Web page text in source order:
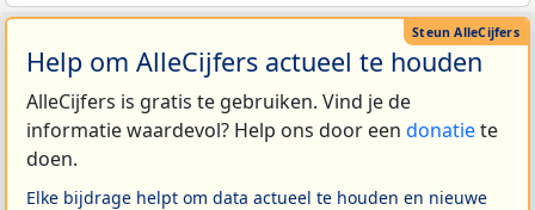
Help om AlleCijfers actueel te houden
AlleCijfers is gratis te gebruiken. Vind je de
informatie waardevol? Help ons door een donatiete
doen.
Elke bijdrage helpt om data actueel te houden en nieuwe